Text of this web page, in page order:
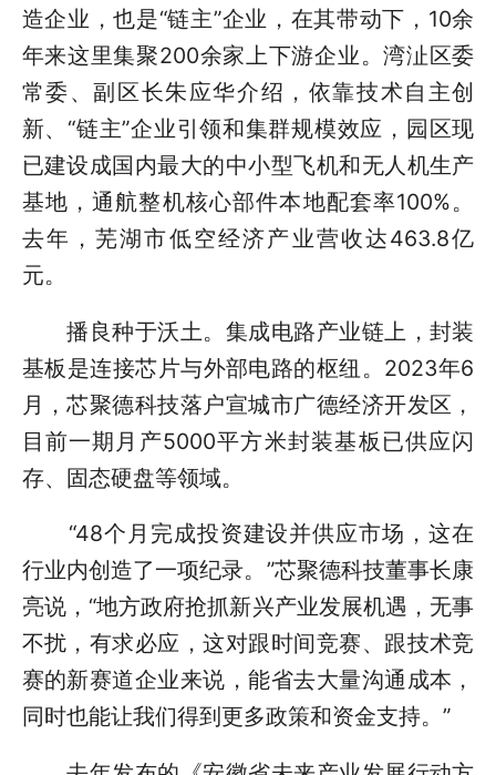
造企业，也是“链主”企业，在其带动下，10余
年来这里集聚200余家上下游企业。湾沚区委
常委、副区长朱应华介绍，依靠技术自主创
新、“链主”企业引领和集群规模效应，园区现
已建设成国内最大的中小型飞机和无人机生产
基地，通航整机核心部件本地配套率100%。
去年，芜湖市低空经济产业营收达463.8亿
元。
播良种于沃土。集成电路产业链上，封装
基板是连接芯片与外部电路的枢纽。2023年6
月，芯聚德科技落户宣城市广德经济开发区，
目前一期月产5000平方米封装基板已供应闪
存、固态硬盘等领域。
“48个月完成投资建设并供应市场，这在
行业内创造了一项纪录。”芯聚德科技董事长康
亮说，“地方政府抢抓新兴产业发展机遇，无事
不扰，有求必应，这对跟时间竞赛、跟技术竞
赛的新赛道企业来说，能省去大量沟通成本，
同时也能让我们得到更多政策和资金支持。”